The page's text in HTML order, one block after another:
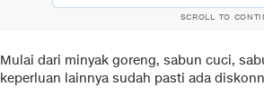
SCROLL TO
Mulai dari minyak goreng, sabun cuci,
keperluan lainnya sudah pasti ada